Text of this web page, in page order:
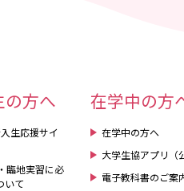
の方へ
生応援サイ
臨地実習に必
いて
在学中の方
在学中の方へ
大学生協アプリ（
電子教科書のご案